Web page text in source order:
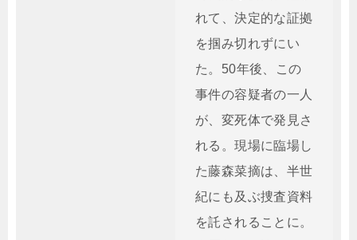
れて、決定的な証拠
を掴み切れずにい
た。50年後、この
事件の容疑者の一人
が、変死体で発見さ
れる。現場に臨場し
た藤森菜摘は、半世
紀にも及ぶ捜査資料
を託されることに。